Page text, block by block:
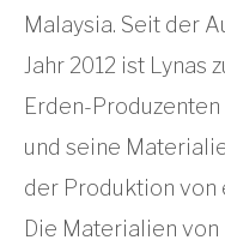
Malaysia. Seit der
Jahr 2012 ist Lynas
Erden-
und seine
der Produktion von
Die Materialien